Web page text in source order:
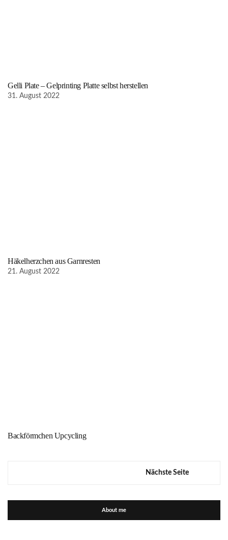
Gelli Plate – Gelprinting Platte selbst herstellen
31. August 2022
Häkelherzchen aus Garnresten
21. August 2022
Backförmchen Upcycling
Nächste Seite
About me